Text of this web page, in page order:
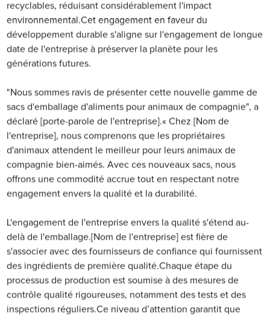
recyclables, réduisant considérablement l'impact
environnemental.Cet engagement en faveur du
développement durable s'aligne sur l'engagement de longue
date de l'entreprise à préserver la planète pour les
générations futures.
"Nous sommes ravis de présenter cette nouvelle gamme de
sacs d'emballage d'aliments pour animaux de compagnie", a
déclaré [porte-parole de l'entreprise].« Chez [Nom de
l'entreprise], nous comprenons que les propriétaires
d'animaux attendent le meilleur pour leurs animaux de
compagnie bien-aimés. Avec ces nouveaux sacs, nous
offrons une commodité accrue tout en respectant notre
engagement envers la qualité et la durabilité.
L'engagement de l'entreprise envers la qualité s'étend au-
delà de l'emballage.[Nom de l'entreprise] est fière de
s'associer avec des fournisseurs de confiance qui fournissent
des ingrédients de première qualité.Chaque étape du
processus de production est soumise à des mesures de
contrôle qualité rigoureuses, notamment des tests et des
inspections réguliers.Ce niveau d’attention garantit que